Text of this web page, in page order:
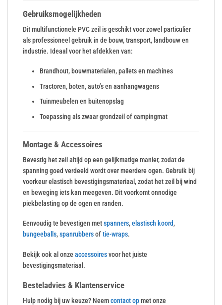
Gebruiksmogelijkheden
Dit multifunctionele PVC zeil is geschikt voor zowel particulier
als professioneel gebruik in de bouw, transport, landbouw en
industrie. Ideaal voor het afdekken van:
Brandhout, bouwmaterialen, pallets en machines
Tractoren, boten, auto’s en aanhangwagens
Tuinmeubelen en buitenopslag
Toepassing als zwaar grondzeil of campingmat
Montage & Accessoires
Bevestig het zeil altijd op een gelijkmatige manier, zodat de
spanning goed verdeeld wordt over meerdere ogen. Gebruik bij
voorkeur elastisch bevestigingsmateriaal, zodat het zeil bij wind
en beweging iets kan meegeven. Dit voorkomt onnodige
piekbelasting op de ogen en randen.
Eenvoudig te bevestigen metspanners,elastisch koord,
bungeeballs,spanrubbersoftie-wraps.
Bekijk ook al onzeaccessoiresvoor het juiste
bevestigingsmateriaal.
Besteladvies & Klantenservice
Hulp nodig bij uw keuze? Neemcontact opmet onze